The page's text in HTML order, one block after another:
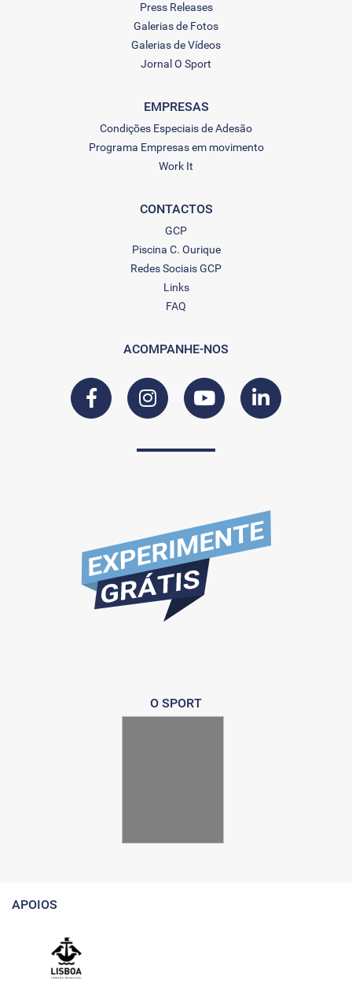
Press Releases
Galerias de Fotos
Galerias de Vídeos
Jornal O Sport
EMPRESAS
Condições Especiais de Adesão
Programa Empresas em movimento
Work It
CONTACTOS
GCP
Piscina C. Ourique
Redes Sociais GCP
Links
FAQ
ACOMPANHE-NOS
O SPORT
APOIOS